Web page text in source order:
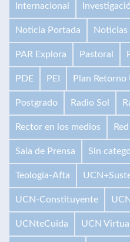
Internacional
Noticia Portada Noticias
PAR Explora Pastoral
PDE PEI Plan Retorno
Postgrado Radio Sol
Rector en los medios
Sala de Prensa Sin
Teología-Afta
UCN-Constituyente
UCNteCuida UCN Virtual